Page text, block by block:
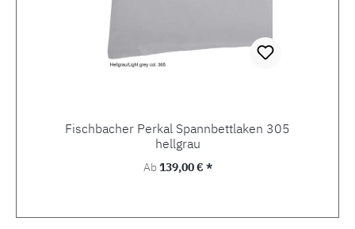
Fischbacher Perkal Spannbettlaken 305
hellgrau
Regulärer Preis:
Ab139,00 € *